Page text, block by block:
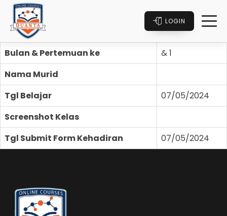
LOGIN
Bulan & Pertemuan ke
& 1
Nama Murid
Tgl Belajar
07/05/2024
Screenshot Kelas
Tgl Submit Form Kehadiran
07/05/2024